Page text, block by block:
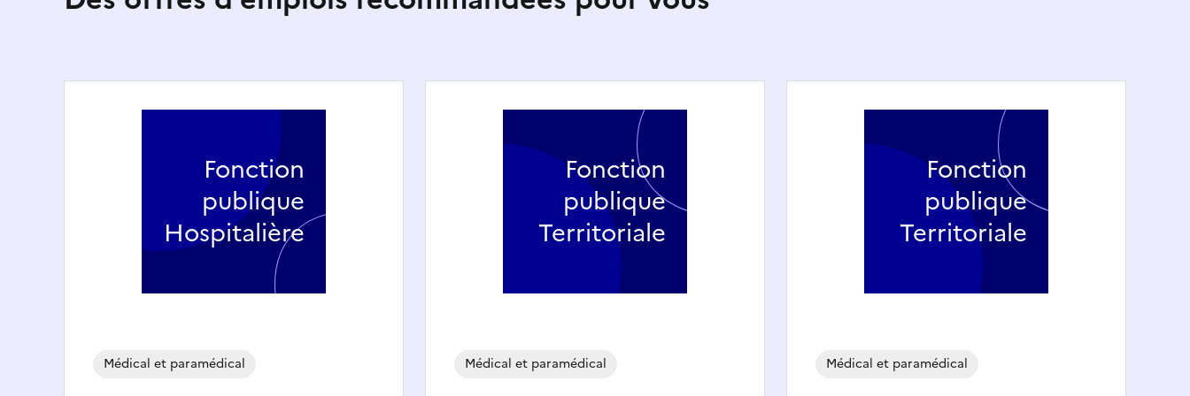
Médical et paramédical
Fonction
publique
Hospitalière
Médical et paramédical
Fonction
publique
Territoriale
Médical et paramédical
Fonction
publique
Territoriale